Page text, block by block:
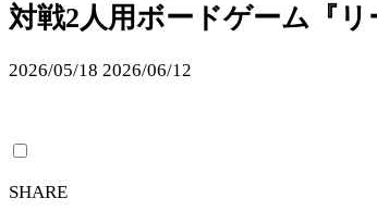
対戦2人用ボードゲーム『
2026/05/18 2026/06/12
SHARE